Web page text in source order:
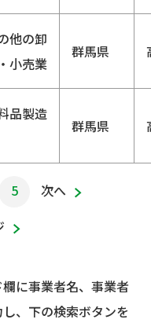
他の卸
小売業
群馬県
品製造
群馬県
5
次へ
に事業者名、事業者
、下の検索ボタンを